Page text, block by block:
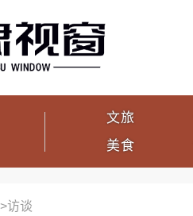
文旅
美食
>访谈